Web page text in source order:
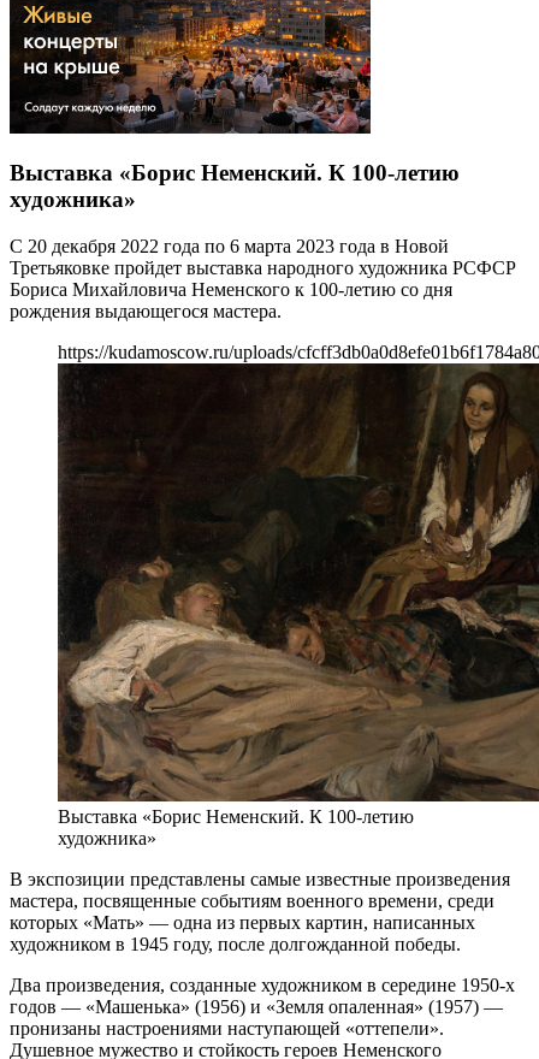
Выставка «Борис Неменский. К 100-летию
художника»
С 20 декабря 2022 года по 6 марта 2023 года в Новой
Третьяковке пройдет выставка народного художника РСФСР
Бориса Михайловича Неменского к 100-летию со дня
рождения выдающегося мастера.
https://kudamoscow.ru/uploads/
Выставка «Борис Неменский. К 100-летию
художника»
В экспозиции представлены самые известные произведения
мастера, посвященные событиям военного времени, среди
которых «Мать» — одна из первых картин, написанных
художником в 1945 году, после долгожданной победы.
Два произведения, созданные художником в середине 1950-х
годов — «Машенька» (1956) и «Земля опаленная» (1957) —
пронизаны настроениями наступающей «оттепели».
Душевное мужество и стойкость героев Неменского